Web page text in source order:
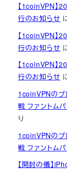
【1coinVPN】
行のお知らせ
【1coinVPN】
行のお知らせ
【1coinVPN】
行のお知らせ
1coinVPNのプ
戦 ファントム
り
1coinVPNのプ
戦 ファントム
【開封の儀】